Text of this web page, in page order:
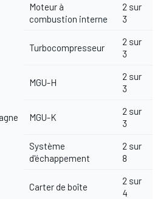
Moteur à
combustion interne
2 sur
3
Turbocompresseur
2 sur
3
MGU-H
2 sur
3
MGU-K
2 sur
3
Système
d'échappement
2 sur
8
Carter de boîte
2 sur
4